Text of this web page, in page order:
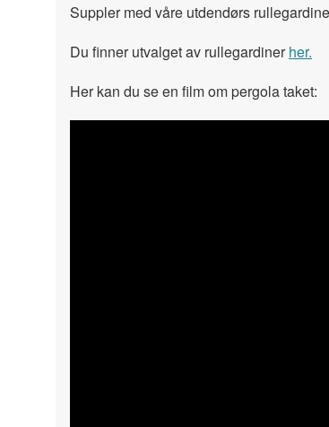
Suppler med våre utdendørs
Du finner utvalget av rullegardinerher.
Her kan du se en film om pergola taket: